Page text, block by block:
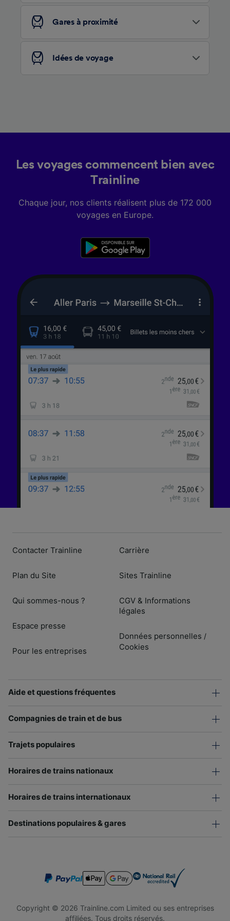
Gares à proximité
Idées de voyage
Les voyages commencent bien avec
Trainline
Chaque jour, nos clients réalisent plus de 172 000
voyages en Europe.
Contacter Trainline
Plan du Site
Qui sommes-nous ?
Espace presse
Pour les entreprises
Carrière
Sites Trainline
CGV & Informations
légales
Données personnelles /
Cookies
Aide et questions fréquentes
Compagnies de train et de bus
Trajets populaires
Horaires de trains nationaux
Horaires de trains internationaux
Destinations populaires & gares
Copyright © 2026 Trainline.com Limited ou ses entreprises
affiliées. Tous droits réservés.
Liste de nos partenaires (fournisseurs)